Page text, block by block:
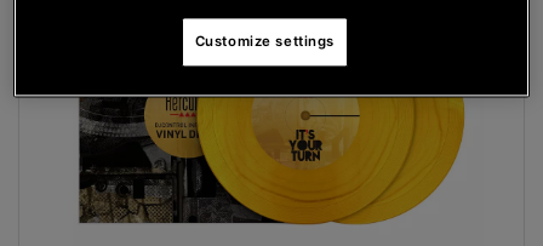
Customize settings